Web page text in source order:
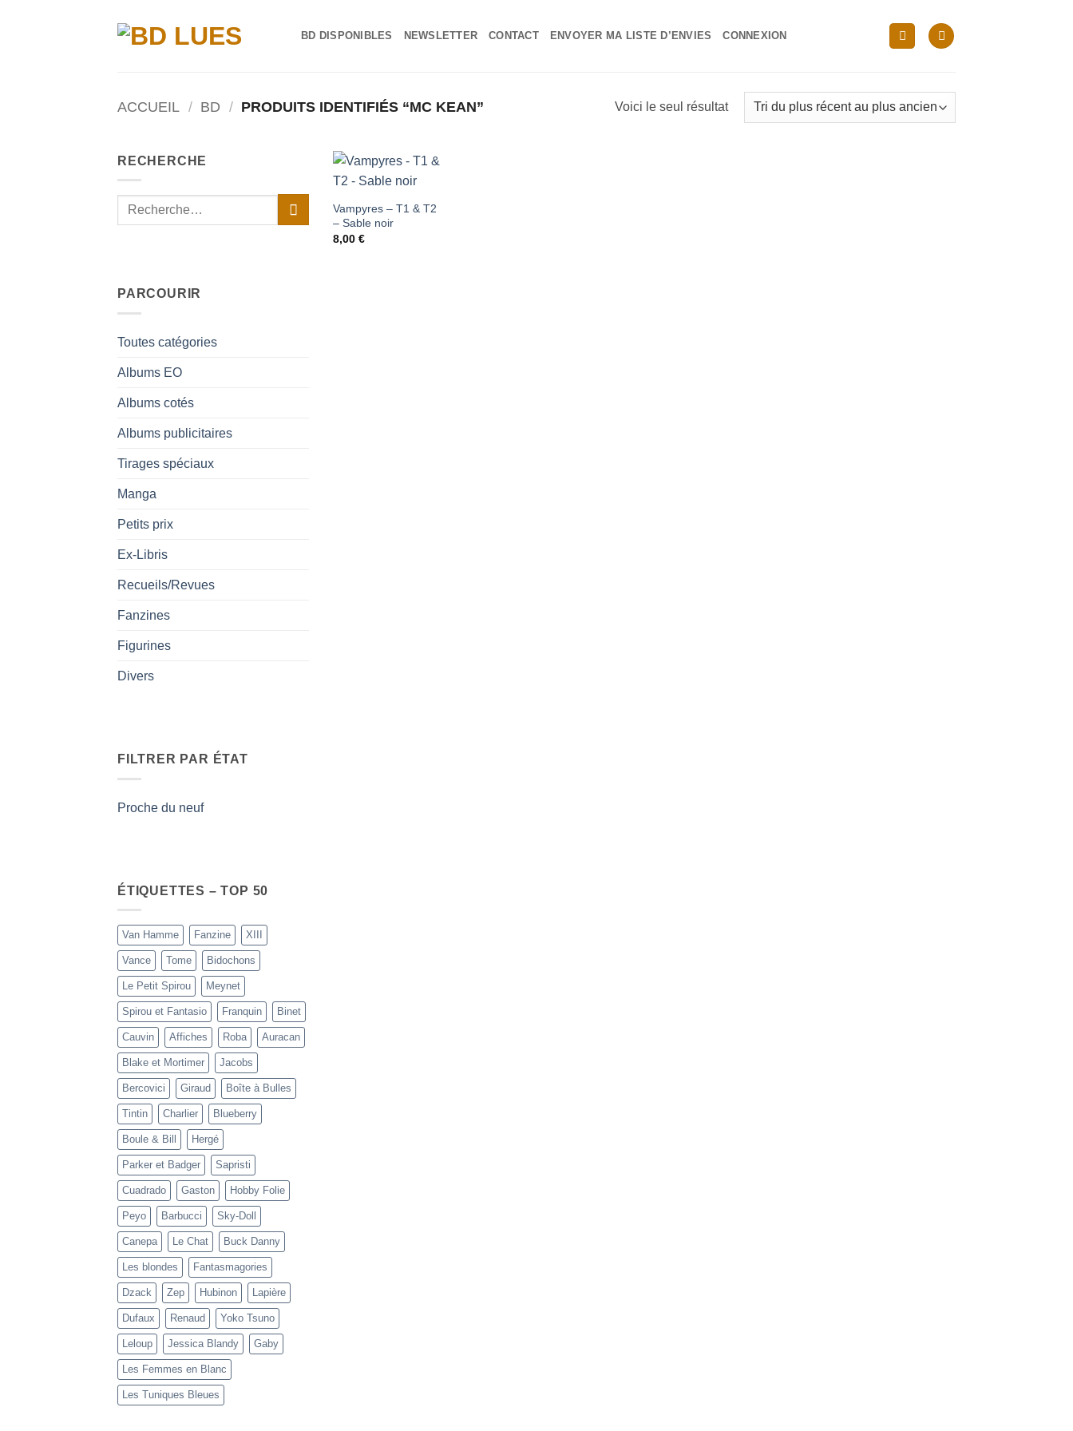
BD DISPONIBLES NEWSLETTER CONTACT ENVOYER MA LISTE D’ENVIES CONNEXION
ACCUEIL / BD / PRODUITS IDENTIFIÉS “MC KEAN” Voici le seul résultat
RECHERCHE
Recherche
PARCOURIR
Toutes catégories
Albums EO
Albums cotés
Albums publicitaires
Tirages spéciaux
Manga
Petits prix
Ex-Libris
Recueils/Revues
Fanzines
Figurines
Divers
FILTRER PAR ÉTAT
Proche du neuf
ÉTIQUETTES – TOP 50
Van Hamme Fanzine XIII
Vance Tome Bidochons
Le Petit Spirou Meynet
Spirou et Fantasio Franquin Binet
Cauvin Affiches Roba Auracan
Blake et Mortimer Jacobs
Bercovici Giraud Boîte à Bulles
Tintin Charlier Blueberry
Boule & Bill Hergé
Parker et Badger Sapristi
Cuadrado Gaston Hobby Folie
Peyo Barbucci Sky-Doll
Canepa Le Chat Buck Danny
Les blondes Fantasmagories
Dzack Zep Hubinon Lapière
Dufaux Renaud Yoko Tsuno
Leloup Jessica Blandy Gaby
Les Femmes en Blanc
Les Tuniques Bleues
à ma
Vampyres – T1 & T2
– Sable noir
8,00 €